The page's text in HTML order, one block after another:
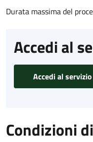
Durata massima del
Accedi al
Accedi al servizio
Condizioni